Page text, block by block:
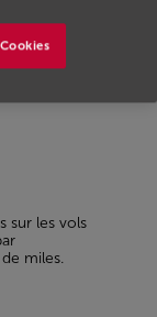
sur les vols
miles.